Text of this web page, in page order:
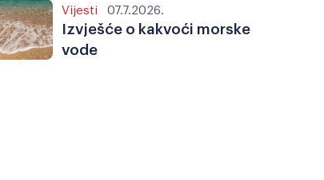
Razmak redova Veliki kursor
Vijesti 07.7.2026.
Izvješće o kakvoći morske
vode